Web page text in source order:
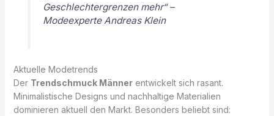
Geschlechtergrenzen mehr“ –
Modeexperte Andreas Klein
Aktuelle Modetrends
Der Trendschmuck Männerentwickelt sich rasant.
Minimalistische Designs und nachhaltige Materialien
dominieren aktuell den Markt. Besonders beliebt sind: